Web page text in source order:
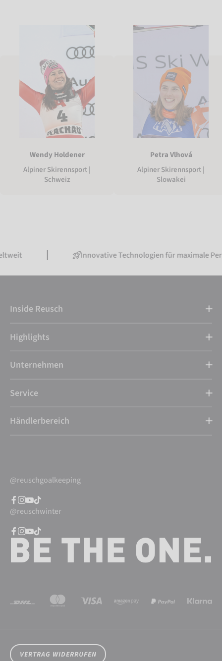
Wendy Holdener
Alpiner Skirennsport |
Schweiz
Petra Vlhová
Alpiner Skirennsport |
Slowakei
Innovative Technologien für maximale Performance
Inside Reusch
Highlights
Unternehmen
Service
Händlerbereich
@reuschgoalkeeping
@reuschwinter
VERTRAG WIDERRUFEN